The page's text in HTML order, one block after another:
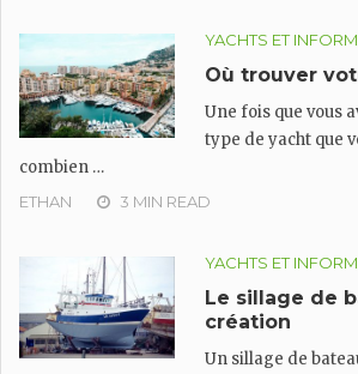
YACHTS ET
Où trouver
Une fois que vous
type de yacht que
combien …
ETHAN 3 MIN READ
YACHTS ET
Le sillage de
création
Un sillage de